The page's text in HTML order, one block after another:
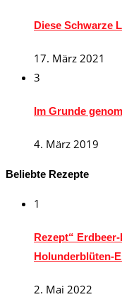
Diese Schwarze
17. März 2021
3
Im Grunde
4. März 2019
Beliebte Rezepte
1
Rezept“
Holunderblüten-
2. Mai 2022